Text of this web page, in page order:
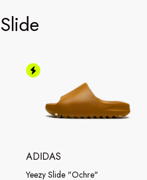
ADIDAS
Yeezy Slide "Ochre"